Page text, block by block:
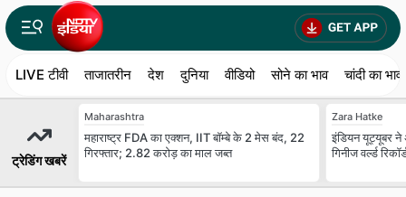
LIVE टीवी ताजातरीन देश दुनिया वीडियो सोने का भाव चांदी का भाव
ट्रेडिंग खबरें
Maharashtra
महाराष्ट्र FDA का एक्शन, IIT बॉम्बे के 2 मेस बंद, 22
गिरफ्तार; 2.82 करोड़ का माल जब्त
Zara Hatke
इंडियन यूट्यूबर ने
गिनीज वर्ल्ड